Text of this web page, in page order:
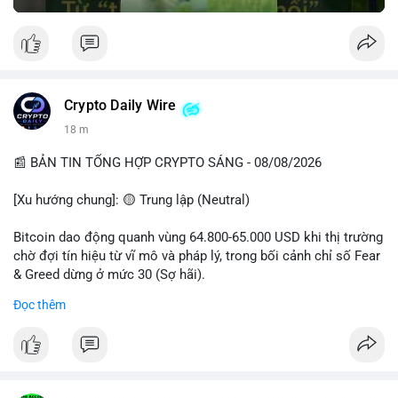
Crypto Daily Wire
18 m
📰 BẢN TIN TỔNG HỢP CRYPTO SÁNG - 08/08/2026
[Xu hướng chung]: 🟡 Trung lập (Neutral)
Bitcoin dao động quanh vùng 64.800-65.000 USD khi thị trường
chờ đợi tín hiệu từ vĩ mô và pháp lý, trong bối cảnh chỉ số Fear
& Greed dừng ở mức 30 (Sợ hãi).
- Thị trường & Giá cả: Chuỗi giao dịch cá voi BTC diễn ra dày
triệu USD lúc 08:19 UTC và 61,37 BTC (gần 4 triệu USD) lúc
Đọc thêm